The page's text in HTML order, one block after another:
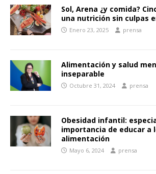
Sol, Arena ¿y comida?
una nutrición sin culpas
Enero 23, 2025 prensa
Alimentación y salud
inseparable
Octubre 31, 2024 prensa
Obesidad infantil:
importancia de educar a
alimentación
Mayo 6, 2024 prensa